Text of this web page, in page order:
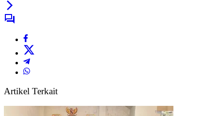
Artikel Terkait